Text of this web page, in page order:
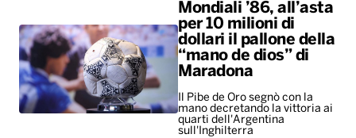
Mondiali ’86, all’asta
per 10 milioni di
dollari il pallone della
“mano de dios” di
Maradona
Il Pibe de Oro segnò con la
mano decretando la vittoria ai
quarti dell'Argentina
sull'Inghilterra